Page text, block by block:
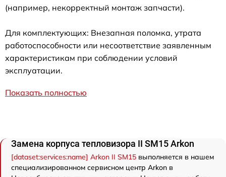
(например, некорректный монтаж запчасти).
Для комплектующих: Внезапная поломка, утрата
работоспособности или несоответствие заявленным
характеристикам при соблюдении условий
эксплуатации.
Показать полностью
Замена корпуса тепловизора II SM15 Arkon
[dataset:services:name] Arkon II SM15 выполняется в нашем
специализированном сервисном центр Arkon в